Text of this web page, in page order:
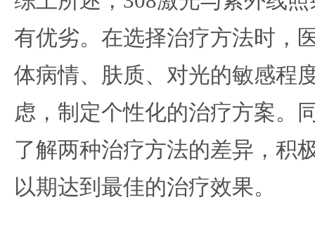
有优劣。在选择治疗方法时，
体病情、肤质、对光的敏感程
虑，制定个性化的治疗方案。
了解两种治疗方法的差异，积
以期达到最佳的治疗效果。